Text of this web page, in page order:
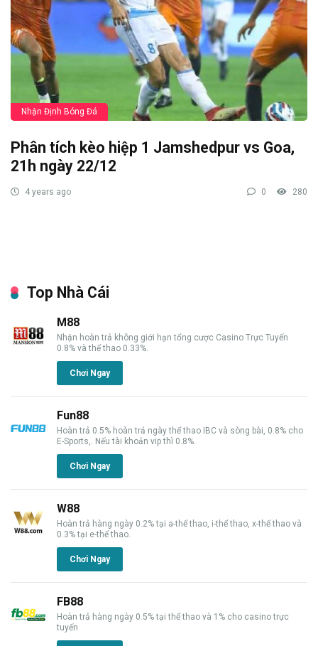
Nhận Định Bóng Đá
Phân tích kèo hiệp 1 Jamshedpur vs Goa,
21h ngày 22/12
4 years ago 0 280
Top Nhà Cái
M88
Nhận hoàn trả không giới hạn tổng cược Casino Trực Tuyến
0.8% và thể thao 0.33%.
Chơi Ngay
Fun88
Hoàn trả 0.5% hoàn trả ngày thể thao IBC và sòng bài, 0.8% cho
E-Sports,. Nếu tài khoản vip thì 0.8%.
Chơi Ngay
W88
Hoàn trả hàng ngày 0.2% tại a-thể thao, i-thể thao, x-thể thao và
0.3% tại e-thể thao.
Chơi Ngay
FB88
Hoàn trả hàng ngày 0.5% tại thể thao và 1% cho casino trực
tuyến